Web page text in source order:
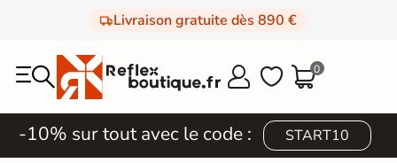
Livraison gratuite dès 890 €
  0
-10% sur tout avec le code : START10